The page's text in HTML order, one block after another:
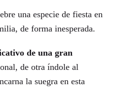
una especie de fiesta en
de forma inesperada.
de una gran
de otra índole al
la suegra en esta